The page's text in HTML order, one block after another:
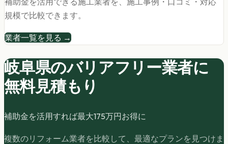
規模で比較できます。
業者一覧を見る →
岐阜県のバリアフリー業者に
無料見積もり
補助金を活用すれば最大175万円お得に
複数のリフォーム業者を比較して、最適なプランを見つけま